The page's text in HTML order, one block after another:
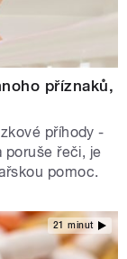
příznaků,
příhody -
poruše řeči, je
pomoc.
21 minut